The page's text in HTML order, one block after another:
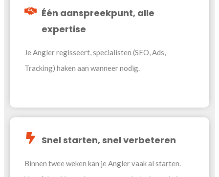
Één aanspreekpunt, alle
expertise
Je Angler regisseert, specialisten (SEO, Ads,
Tracking) haken aan wanneer nodig.
Snel starten, snel verbeteren
Binnen twee weken kan je Angler vaak al starten.